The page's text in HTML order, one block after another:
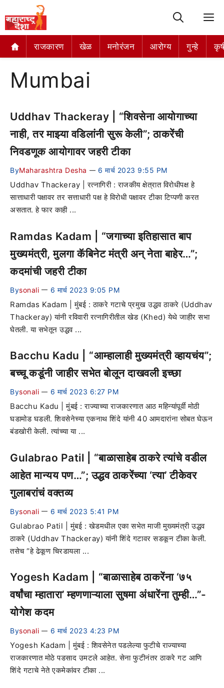
राजकारण खेळ मनोरंजन आरोग्य गुन्हे
Mumbai
Uddhav Thackeray | “शिवसेना आयोगाच्या
नाही, तर माझ्या वडिलांनी सुरू केली”; ठाकरेंची
निवडणूक आयोगावर जहरी टीका
ByMaharashtra Desha — 6 मार्च 2023 9:55 PM
Uddhav Thackeray | रत्नागिरी : राजकीय क्षेत्रात विरोधीपक्ष हे
सात्ताधारी पक्षावर तर सत्ताधारी पक्ष हे विरोधी पक्षावर टीका टिप्पणी करत
असतात. हे फार काही ...
Ramdas Kadam | “जगाच्या इतिहासात बाप
मुख्यमंत्री, मुलगा कॅबिनेट मंत्री अन् नेता बाहेर…”;
कदमांची जहरी टीका
Bysonali — 6 मार्च 2023 9:05 PM
Ramdas Kadam | मुंबई : ठाकरे गटाचे प्रमुख उद्धव ठाकरे (Uddhav
Thackeray) यांनी रविवारी रत्नागिरीतील खेड (Khed) येथे जाहीर सभा
घेतली. या सभेतून उद्धव ...
Bacchu Kadu | “आम्हालाही मुख्यमंत्री व्हायचंय”;
बच्चू कडूंनी जाहीर सभेत बोलून दाखवली इच्छा
Bysonali — 6 मार्च 2023 6:27 PM
Bacchu Kadu | मुंबई : राज्याच्या राजकारणात आठ महिन्यांपूर्वी मोठी
घडामोड घडली. शिवसेनेच्या एकनाथ शिंदे यांनी 40 आमदारांना सोबत घेऊन
बंडखोरी केली. त्यांच्या या ...
Gulabrao Patil | “बाळासाहेब ठाकरे त्यांचे वडील
आहेत मान्यय पण…”; उद्धव ठाकरेंच्या ‘त्या’ टीकेवर
गुलाबरांचं वक्तव्य
Bysonali — 6 मार्च 2023 5:41 PM
Gulabrao Patil | मुंबई : खेडमधील एका सभेत माजी मुख्यमंत्री उद्धव
ठाकरे (Uddhav Thackeray) यांनी शिंदे गटावर सडकून टीका केली.
तसेच “हे ढेकूण चिरडायला ...
Yogesh Kadam | “बाळासाहेब ठाकरेंना ‘७५
वर्षांचा म्हातारा’ म्हणणाऱ्याला सुषमा अंधारेंना तुम्ही…”-
योगेश कदम
Bysonali — 6 मार्च 2023 4:23 PM
Yogesh Kadam | मुंबई : शिवसेनेत पडलेल्या फुटीचे राज्याच्या
राजकारणात मोठे पडसाद उमटले आहेत. सेना फुटीनंतर ठाकरे गट आणि
शिंदे गटाचे नेते एकमेकांवर टीका ...